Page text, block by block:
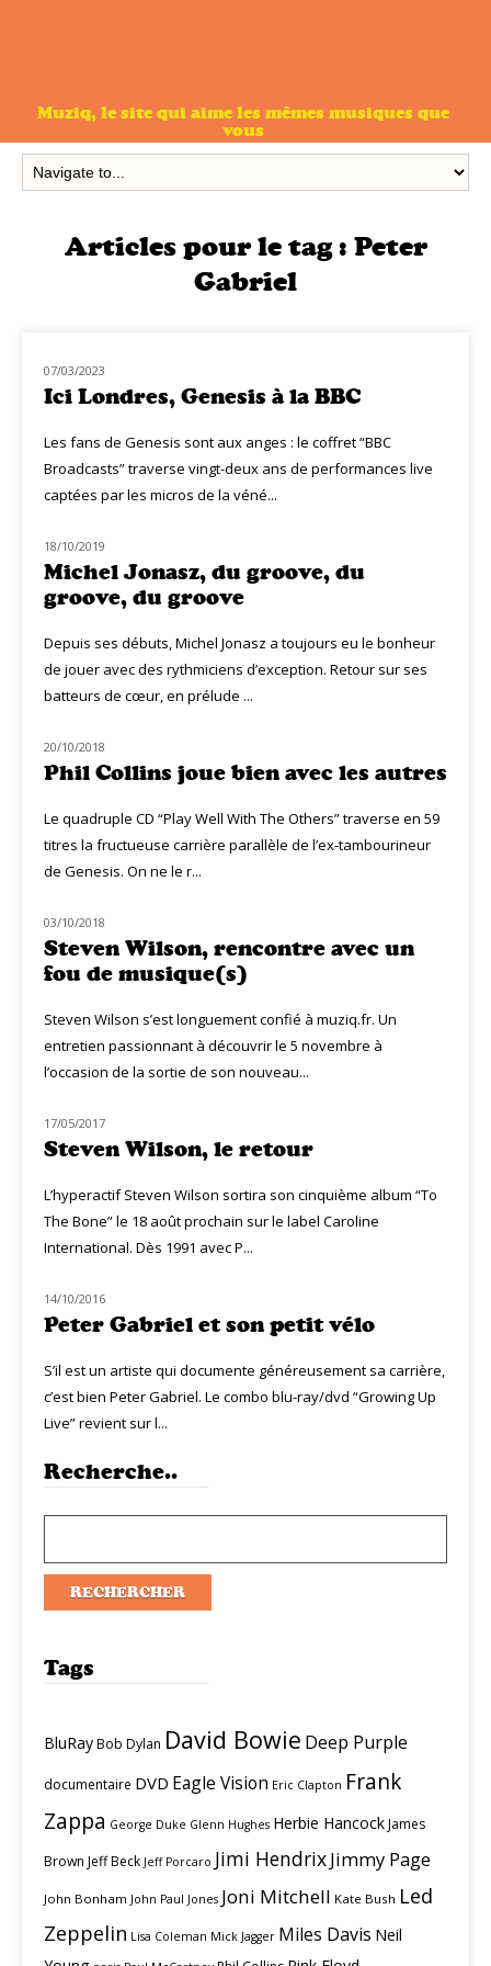
Muziq, le site qui aime les mêmes musiques que
vous
Articles pour le tag : Peter
Gabriel
CLASSIQ ROCK
07/03/2023
Ici Londres, Genesis à la BBC
Les fans de Genesis sont aux anges : le coffret “BBC
Broadcasts” traverse vingt-deux ans de performances live
captées par les micros de la véné...
MUZIQ INTERVIEW
18/10/2019
Michel Jonasz, du groove, du
groove, du groove
Depuis ses débuts, Michel Jonasz a toujours eu le bonheur
de jouer avec des rythmiciens d’exception. Retour sur ses
batteurs de cœur, en prélude ...
NOUVEAUTÉS
20/10/2018
Phil Collins joue bien avec les autres
Le quadruple CD “Play Well With The Others” traverse en 59
titres la fructueuse carrière parallèle de l’ex-tambourineur
de Genesis. On ne le r...
MUZIQ NEWS
03/10/2018
Steven Wilson, rencontre avec un
fou de musique(s)
Steven Wilson s’est longuement confié à muziq.fr. Un
entretien passionnant à découvrir le 5 novembre à
l’occasion de la sortie de son nouveau...
MUZIQ NEWS
17/05/2017
Steven Wilson, le retour
L’hyperactif Steven Wilson sortira son cinquième album “To
The Bone” le 18 août prochain sur le label Caroline
International. Dès 1991 avec P...
NOUVEAUTÉS
14/10/2016
Peter Gabriel et son petit vélo
S’il est un artiste qui documente généreusement sa carrière,
c’est bien Peter Gabriel. Le combo blu-ray/dvd “Growing Up
Live” revient sur l...
Recherche..
Tags
BluRayBob Dylan David Bowie Deep Purple
documentaire DVD Eagle Vision Eric Clapton Frank
Zappa George Duke Glenn Hughes Herbie HancockJames
Brown Jeff Beck Jeff Porcaro Jimi HendrixJimmy Page
John Bonham John Paul Jones Joni Mitchell Kate Bush Led
Zeppelin Lisa Coleman Mick Jagger Miles Davis Neil